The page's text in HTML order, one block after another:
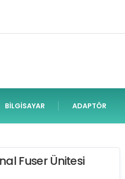
BILGISAYAR ADAPTÖR
Fuser Ünitesi